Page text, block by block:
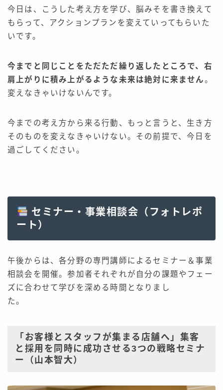
今日は、こうした考え方を学び、脳みそを書き換えて
もらって、アクションプランを変えていってもらいた
いです。
今までと同じことをただただ繰り返したところで、右
肩上がりに積み上がるような未来は絶対に来ません。
変えなきゃいけないんです。
今までの考え方から来る行動、もっと言うと、生き方
そのものを変えなきゃいけない。その前提で、今日を
過ごしてください。
セミナー・事業相談会（フォトレポ
ート）
午後からは、各分野の専門講師によるセミナー＆事業
相談会を開催。参加者それぞれが自分の課題やフェー
ズに合わせて学びを深める時間となりまし
た。
「お客様とスタッフが集まる店舗へ」集客
と採用を同時に成功させる3つの戦略セミナ
ー（山本智大）